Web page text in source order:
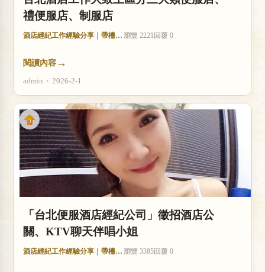
禮便服店、制服店
酒店經紀工作經驗分享｜帶檯技巧與收入分析 瀏覽 2221 回覆 0
閱讀內容 →
admin • 2026-2-1
「台北便服酒店經紀公司」徵招酒店公
關、KTV聊天伴唱小姐
酒店經紀工作經驗分享｜帶檯技巧與收入分析 瀏覽 3385回覆 0